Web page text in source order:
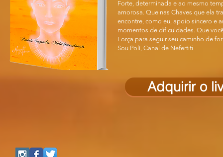
Forte, determinada e ao mesmo
amorosa. Que nas Chaves que ela
encontre, como eu, apoio sincero e
momentos de dificuldades. Que
Força para seguir seu caminho de
Sou Polì, Canal de Nefertiti
Adquirir o